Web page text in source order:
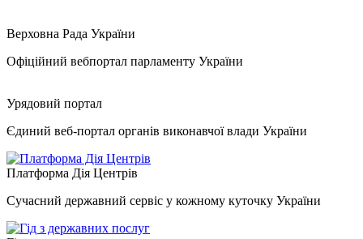
Верховна Рада України
Офіційний вебпортал парламенту України
Урядовий портал
Єдиний веб-портал органів виконавчої влади України
Платформа Дія Центрів
Сучасний державний сервіс у кожному куточку України